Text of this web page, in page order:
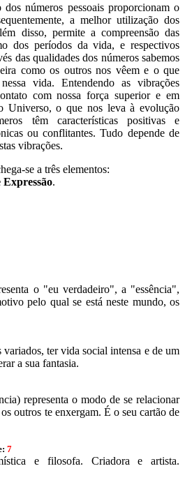
números pessoais proporcionam o
a melhor utilização dos
disso, permite a compreensão das
dos períodos da vida, e respectivos
das qualidades dos números sabemos
como os outros nos vêem e o que
vida. Entendendo as vibrações
com nossa força superior e em
Universo, o que nos leva à evolução
têm características positivas e
ou conflitantes. Tudo depende de
vibrações.
se a três elementos:
Expressão.
o "eu verdadeiro", a "essência",
pelo qual se está neste mundo, os
ter vida social intensa e de um
a sua fantasia.
representa o modo de se relacionar
outros te enxergam. É o seu cartão de
7
e filosofa. Criadora e artista.